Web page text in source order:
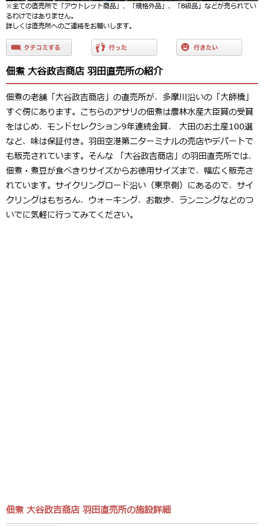
※全ての直売所で「アウトレット商品」、「規格外品」、「B級品」などが売られてい
るわけではありません。
詳しくは直売所へのご連絡をお願いします。
佃煮 大谷政吉商店 羽田直売所の紹介
佃煮の老舗「大谷政吉商店」の直売所が、多摩川沿いの「大師橋」
すぐ傍にあります。こちらのアサリの佃煮は農林水産大臣賞の受賞
をはじめ、モンドセレクション9年連続金賞、 大田のお土産100選
など、味は保証付き。羽田空港第二ターミナルの売店やデパートで
も販売されています。そんな 「大谷政吉商店」の羽田直売所では、
佃煮・煮豆が食べきりサイズからお徳用サイズまで、幅広く販売さ
れています。サイクリングロード沿い（東京側）にあるので、サイ
クリングはもちろん、ウォーキング、お散歩、ランニングなどのつ
いでに気軽に行ってみてください。
佃煮 大谷政吉商店 羽田直売所の施設詳細